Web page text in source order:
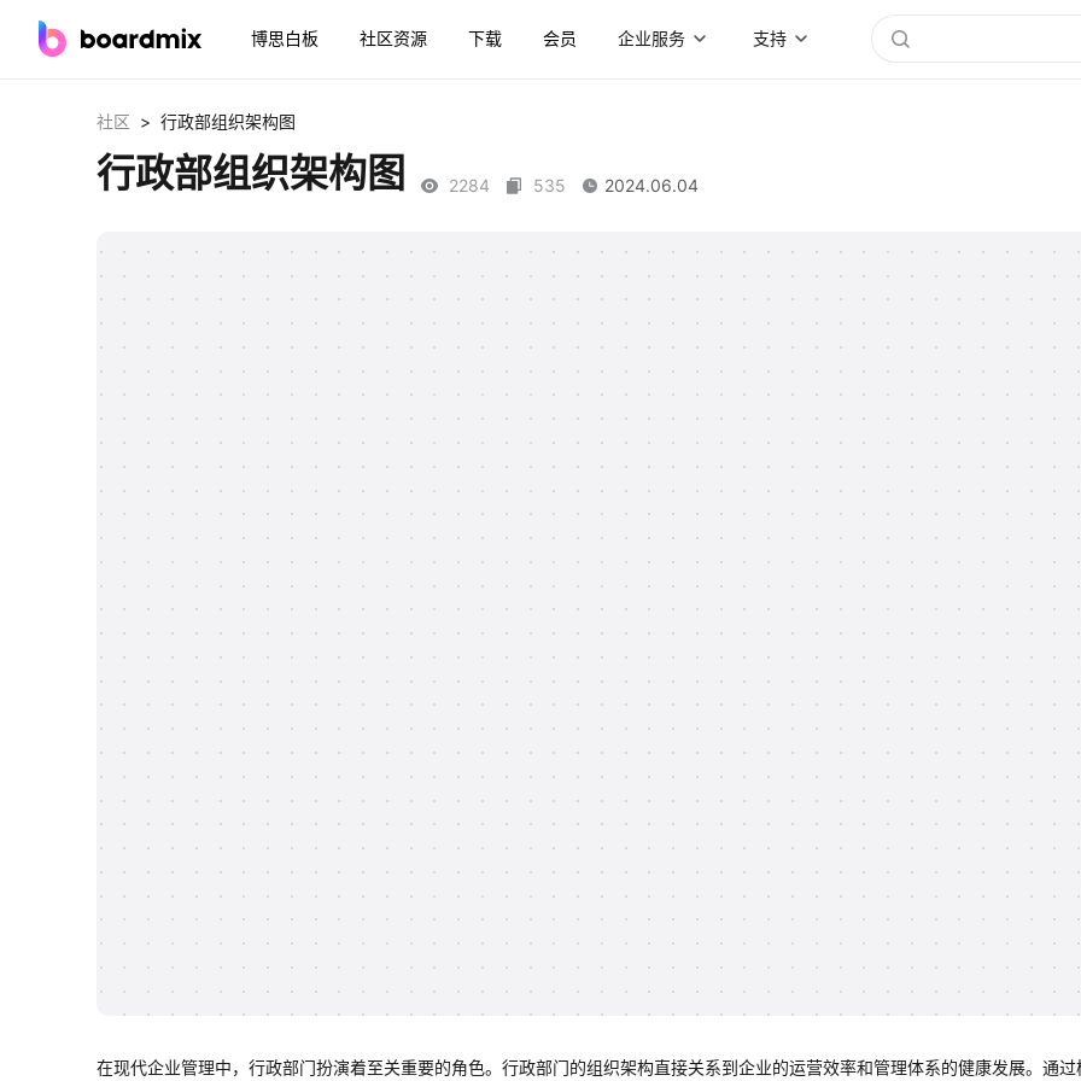
博思白板 社区资源 下载 会员 企业服务 支持
社区 > 行政部组织架构图
行政部组织架构图 2284 535 2024.06.04
在现代企业管理中，行政部门扮演着至关重要的角色。行政部门的组织架构直接关系到企业的运营效率和管理体系的健康发展。通过